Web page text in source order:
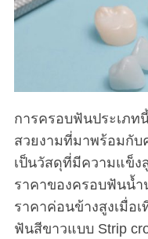
การครอบฟันประเภท
สวยงามที่มาพร้อมกับ
เป็นวัสดุที่มีความแข็
ราคาของครอบฟันน้
ราคาค่อนข้างสูงเมื่อ
ฟันสีขาวแบบ Strip